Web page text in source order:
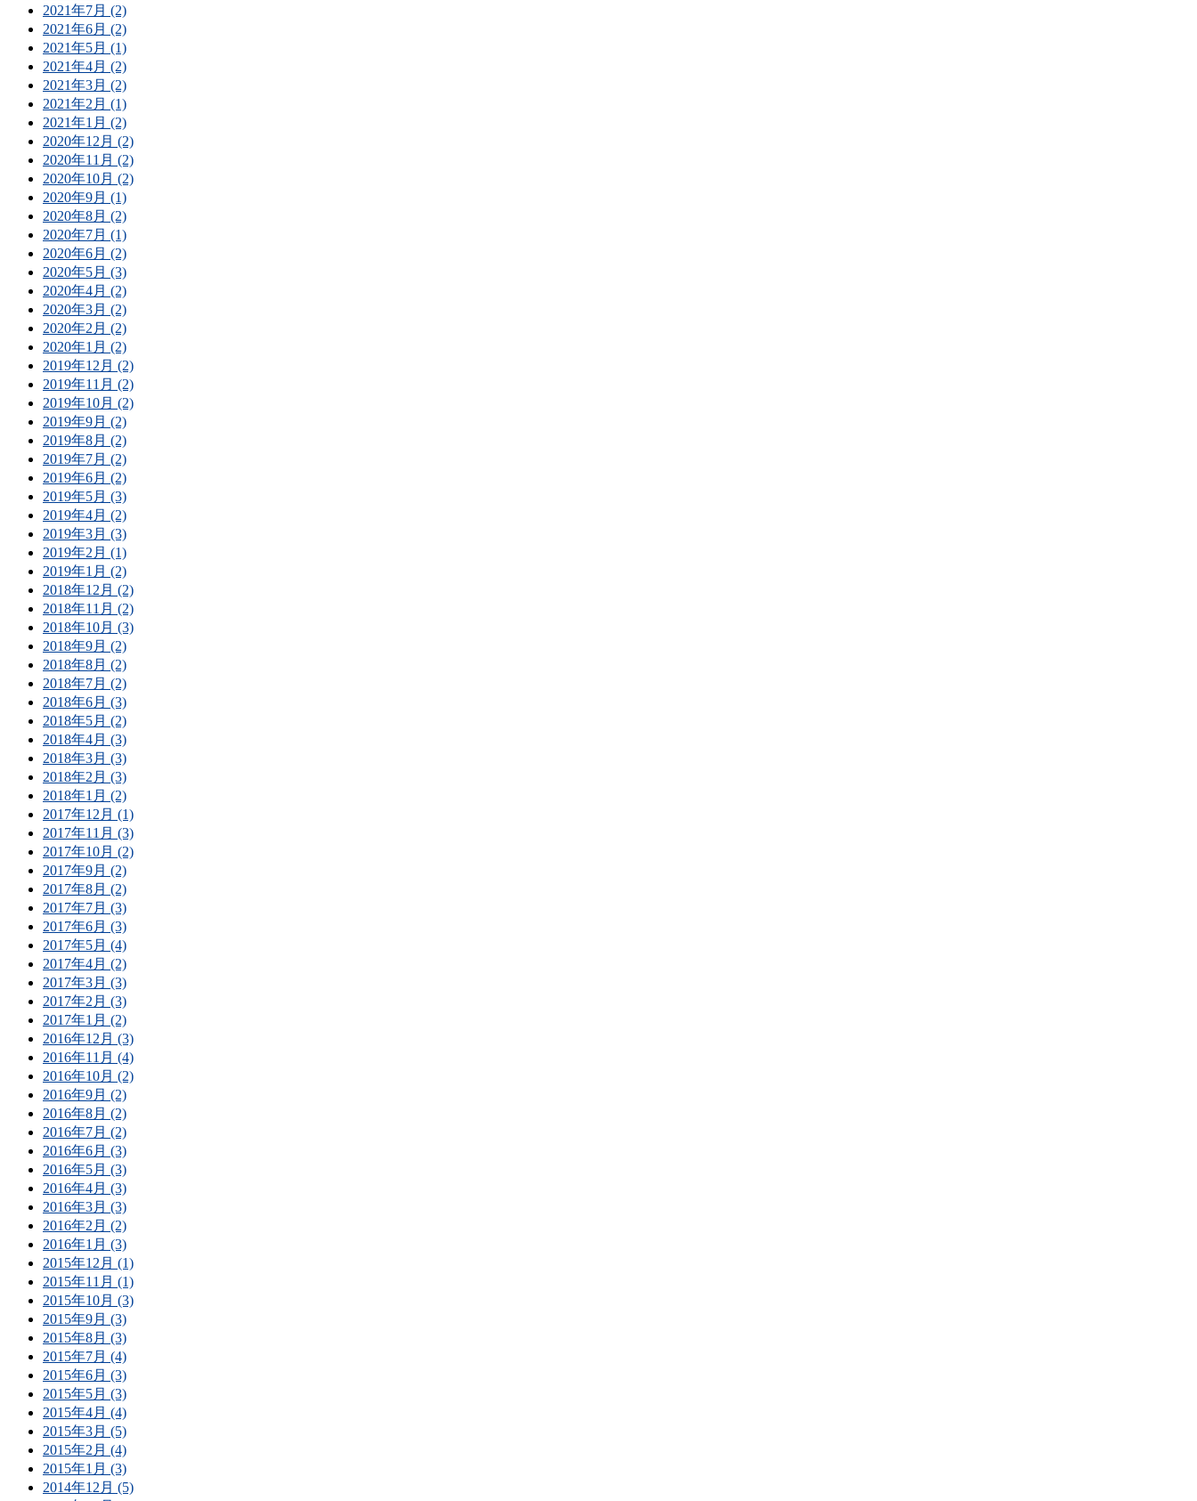
2021年7月 (2)
2021年6月 (2)
2021年5月 (1)
2021年4月 (2)
2021年3月 (2)
2021年2月 (1)
2021年1月 (2)
2020年12月 (2)
2020年11月 (2)
2020年10月 (2)
2020年9月 (1)
2020年8月 (2)
2020年7月 (1)
2020年6月 (2)
2020年5月 (3)
2020年4月 (2)
2020年3月 (2)
2020年2月 (2)
2020年1月 (2)
2019年12月 (2)
2019年11月 (2)
2019年10月 (2)
2019年9月 (2)
2019年8月 (2)
2019年7月 (2)
2019年6月 (2)
2019年5月 (3)
2019年4月 (2)
2019年3月 (3)
2019年2月 (1)
2019年1月 (2)
2018年12月 (2)
2018年11月 (2)
2018年10月 (3)
2018年9月 (2)
2018年8月 (2)
2018年7月 (2)
2018年6月 (3)
2018年5月 (2)
2018年4月 (3)
2018年3月 (3)
2018年2月 (3)
2018年1月 (2)
2017年12月 (1)
2017年11月 (3)
2017年10月 (2)
2017年9月 (2)
2017年8月 (2)
2017年7月 (3)
2017年6月 (3)
2017年5月 (4)
2017年4月 (2)
2017年3月 (3)
2017年2月 (3)
2017年1月 (2)
2016年12月 (3)
2016年11月 (4)
2016年10月 (2)
2016年9月 (2)
2016年8月 (2)
2016年7月 (2)
2016年6月 (3)
2016年5月 (3)
2016年4月 (3)
2016年3月 (3)
2016年2月 (2)
2016年1月 (3)
2015年12月 (1)
2015年11月 (1)
2015年10月 (3)
2015年9月 (3)
2015年8月 (3)
2015年7月 (4)
2015年6月 (3)
2015年5月 (3)
2015年4月 (4)
2015年3月 (5)
2015年2月 (4)
2015年1月 (3)
2014年12月 (5)